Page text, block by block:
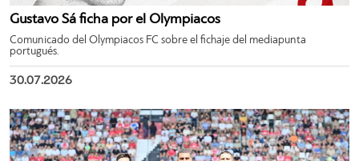
Gustavo Sá ficha por el Olympiacos
Comunicado del Olympiacos FC sobre el fichaje del mediapunta
portugués.
30.07.2026